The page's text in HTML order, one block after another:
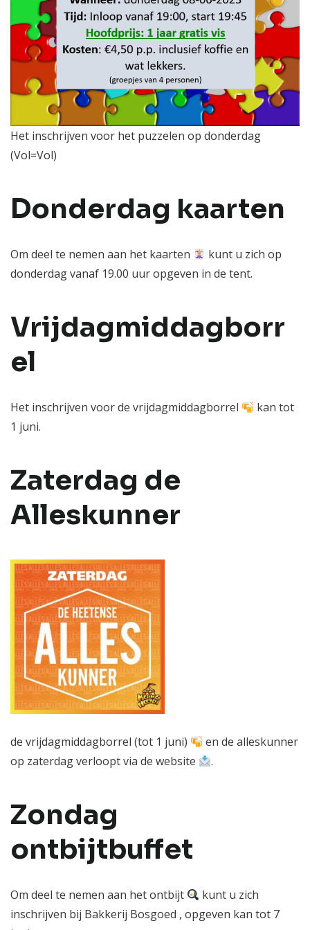
Het inschrijven voor het puzzelen op donderdag
(Vol=Vol)
Donderdag kaarten
Om deel te nemen aan het kaarten
kunt u zich op
donderdag vanaf 19.00 uur opgeven in de tent.
Vrijdagmiddagborr
el
Het inschrijven voor de vrijdagmiddagborrel
kan tot
1 juni.
Zaterdag de
Alleskunner
de vrijdagmiddagborrel (tot 1 juni)
en de alleskunner
op zaterdag verloopt via de website
.
Zondag
ontbijtbuffet
Om deel te nemen aan het ontbijt
kunt u zich
inschrijven bij Bakkerij Bosgoed , opgeven kan tot 7